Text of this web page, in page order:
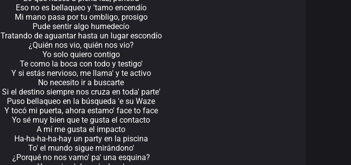
Eso no es bellaqueo y 'tamo encendío
Mi mano pasa por tu ombligo, prosigo
Pude sentir algo humedecío
Tratando de aguantar hasta un lugar escondío
¿Quién nos vio, quién nos vio?
Yo solo quiero contigo
Te como la boca con todo y testigo'
Y si estás nervioso, me llama' y te activo
No necesito ir a buscarte
Si el destino siempre nos cruza en toda' parte'
Puso bellaqueo en la búsqueda 'e su Waze
Y tocó mi puerta, ahora estamo' face to face
Yo sé muy bien que te gusta el contacto
A mí me gusta el impacto
Ha-ha-ha-ha-hay un party en la piscina
To' el mundo sigue mirándono'
¿Porqué no nos vamo' pa' una esquina?